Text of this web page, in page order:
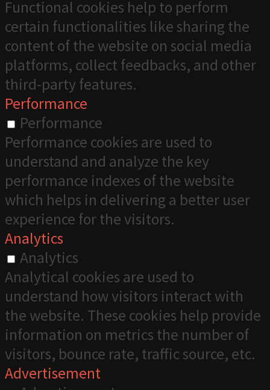
Functional cookies help to perform
certain functionalities like sharing the
content of the website on social media
platforms, collect feedbacks, and other
third-party features.
Performance
Performance
Performance cookies are used to
understand and analyze the key
performance indexes of the website
which helps in delivering a better user
experience for the visitors.
Analytics
Analytics
Analytical cookies are used to
understand how visitors interact with
the website. These cookies help provide
information on metrics the number of
visitors, bounce rate, traffic source, etc.
Advertisement